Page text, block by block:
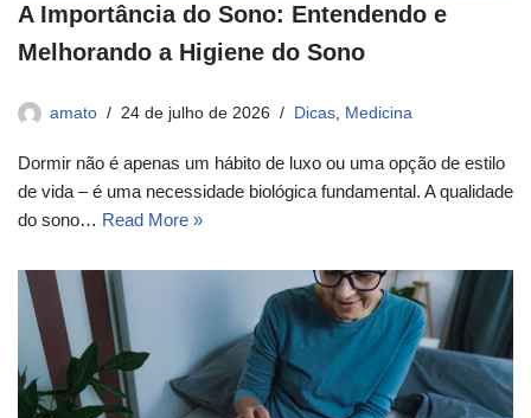
A Importância do Sono: Entendendo e
Melhorando a Higiene do Sono
amato 24 de julho de 2026 Dicas, Medicina
Dormir não é apenas um hábito de luxo ou uma opção de estilo
de vida – é uma necessidade biológica fundamental. A qualidade
do sono… Read More »